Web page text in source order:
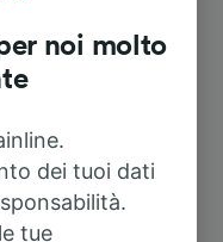
viaggiatori
utilizza i nostri
noi molto
dei tuoi dati
tue